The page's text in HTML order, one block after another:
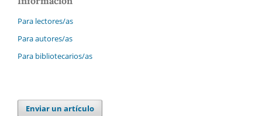
Para lectores/as
Para autores/as
Para bibliotecarios/as
Enviar un artículo